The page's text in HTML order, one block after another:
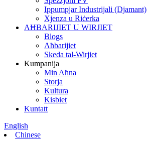
Ippumpjar Industrijali (Djamant)
Xjenza u Riċerka
AĦBARIJIET U WIRJIET
Blogs
Aħbarijiet
Skeda tal-Wirjiet
Kumpanija
Min Aħna
Storja
Kultura
Kisbiet
Kuntatt
English
Chinese